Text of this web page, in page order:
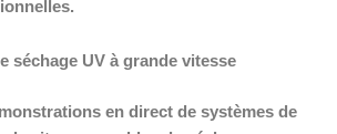
séchage UV à grande vitesse
en direct de systèmes de